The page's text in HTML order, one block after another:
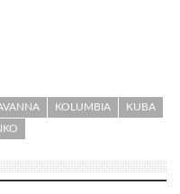
KOLUMBIA
KUBA